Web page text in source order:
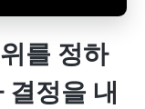
를 정하
정을 내